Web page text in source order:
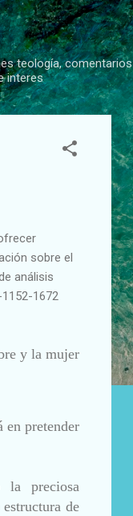
teología, comentarios
interes
sobre el
análisis
1672
y la mujer
en pretender
la preciosa
de